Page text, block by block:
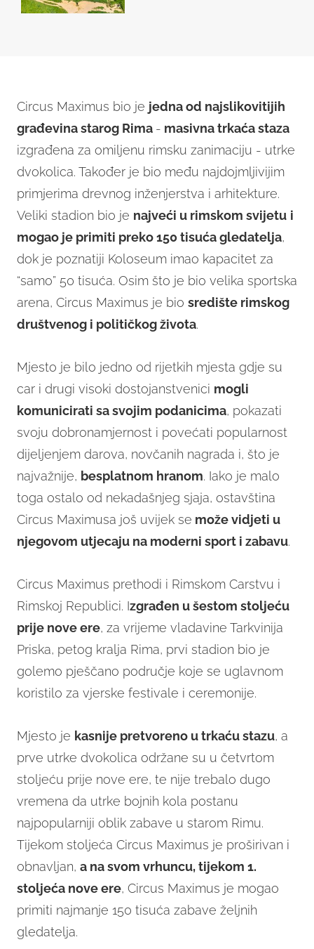
Circus Maximus bio je jedna od najslikovitijih
građevina starog Rima - masivna trkaća staza
izgrađena za omiljenu rimsku zanimaciju - utrke
dvokolica. Također je bio među najdojmljivijim
primjerima drevnog inženjerstva i arhitekture.
Veliki stadion bio je najveći u rimskom svijetu i
mogao je primiti preko 150 tisuća gledatelja,
dok je poznatiji Koloseum imao kapacitet za
“samo” 50 tisuća. Osim što je bio velika sportska
arena, Circus Maximus je bio središte rimskog
društvenog i političkog života.
Mjesto je bilo jedno od rijetkih mjesta gdje su
car i drugi visoki dostojanstvenici mogli
komunicirati sa svojim podanicima, pokazati
svoju dobronamjernost i povećati popularnost
dijeljenjem darova, novčanih nagrada i, što je
najvažnije, besplatnom hranom. Iako je malo
toga ostalo od nekadašnjeg sjaja, ostavština
Circus Maximusa još uvijek se može vidjeti u
njegovom utjecaju na moderni sport i zabavu.
Circus Maximus prethodi i Rimskom Carstvu i
Rimskoj Republici. Izgrađen u šestom stoljeću
prije nove ere, za vrijeme vladavine Tarkvinija
Priska, petog kralja Rima, prvi stadion bio je
golemo pješčano područje koje se uglavnom
koristilo za vjerske festivale i ceremonije.
Mjesto je kasnije pretvoreno u trkaću stazu, a
prve utrke dvokolica održane su u četvrtom
stoljeću prije nove ere, te nije trebalo dugo
vremena da utrke bojnih kola postanu
najpopularniji oblik zabave u starom Rimu.
Tijekom stoljeća Circus Maximus je proširivan i
obnavljan, a na svom vrhuncu, tijekom 1.
stoljeća nove ere, Circus Maximus je mogao
primiti najmanje 150 tisuća zabave željnih
gledatelja.